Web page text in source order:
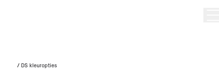
/ DS kleuropties